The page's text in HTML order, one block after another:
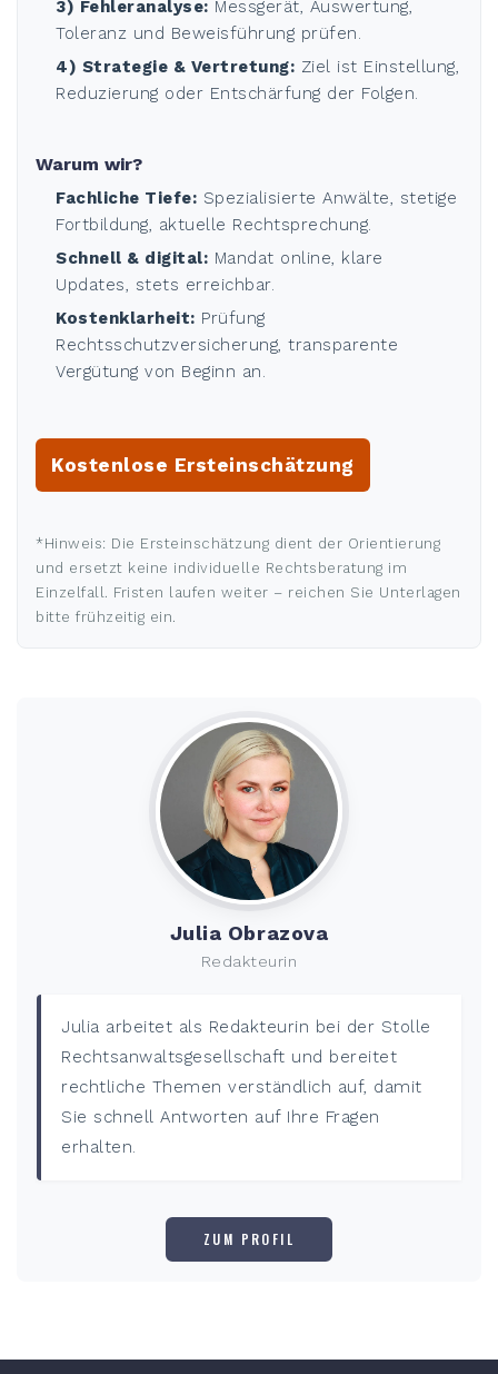
3) Fehleranalyse: Messgerät, Auswertung,
Toleranz und Beweisführung prüfen.
4) Strategie & Vertretung: Ziel ist Einstellung,
Reduzierung oder Entschärfung der Folgen.
Warum wir?
Fachliche Tiefe: Spezialisierte Anwälte, stetige
Fortbildung, aktuelle Rechtsprechung.
Schnell & digital: Mandat online, klare
Updates, stets erreichbar.
Kostenklarheit: Prüfung
Rechtsschutzversicherung, transparente
Vergütung von Beginn an.
Kostenlose Ersteinschätzung
*Hinweis: Die Ersteinschätzung dient der Orientierung
und ersetzt keine individuelle Rechtsberatung im
Einzelfall. Fristen laufen weiter – reichen Sie Unterlagen
bitte frühzeitig ein.
Julia Obrazova
Redakteurin
Julia arbeitet als Redakteurin bei der Stolle
Rechtsanwaltsgesellschaft und bereitet
rechtliche Themen verständlich auf, damit
Sie schnell Antworten auf Ihre Fragen
erhalten.
ZUM PROFIL